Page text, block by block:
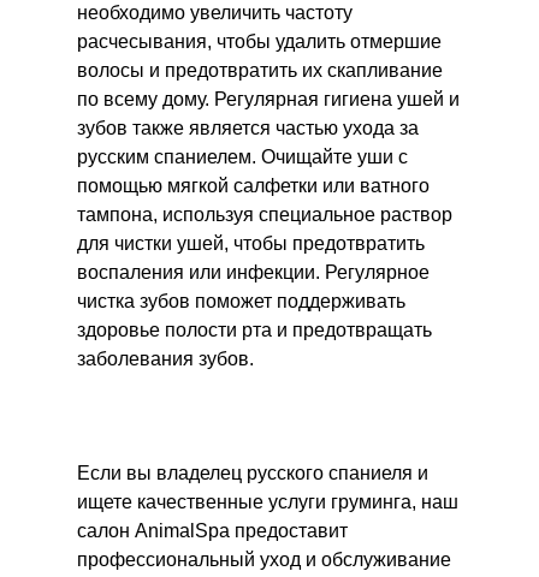
Если вы владелец русского спаниеля и
ищете качественные услуги груминга, наш
салон AnimalSpa предоставит
профессиональный уход и обслуживание
необходимо увеличить частоту
расчесывания, чтобы удалить отмершие
волосы и предотвратить их скапливание
по всему дому. Регулярная гигиена ушей и
зубов также является частью ухода за
русским спаниелем. Очищайте уши с
помощью мягкой салфетки или ватного
тампона, используя специальное раствор
для чистки ушей, чтобы предотвратить
воспаления или инфекции. Регулярное
чистка зубов поможет поддерживать
здоровье полости рта и предотвращать
заболевания зубов.